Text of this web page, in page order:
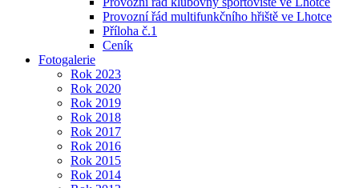
Provozní řád multifunkčního hřiště ve Lhotce
Příloha č.1
Ceník
Fotogalerie
Rok 2023
Rok 2020
Rok 2019
Rok 2018
Rok 2017
Rok 2016
Rok 2015
Rok 2014